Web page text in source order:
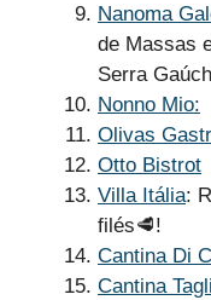
Nanoma
de Massas
Serra
Nonno Mio:
Olivas
Otto Bistrot
Villa Itália:
filés🥩!
Cantina Di
Cantina